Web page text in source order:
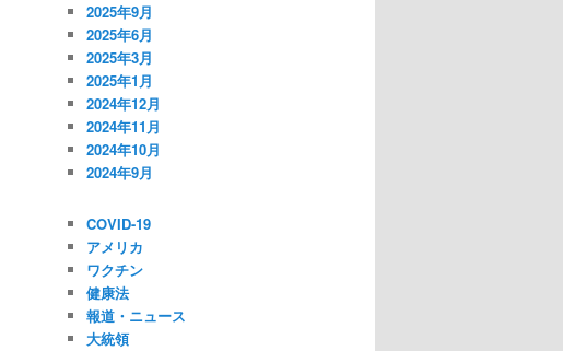
2025年9月
2025年6月
2025年3月
2025年1月
2024年12月
2024年11月
2024年10月
2024年9月
COVID-19
アメリカ
ワクチン
健康法
報道・ニュース
大統領